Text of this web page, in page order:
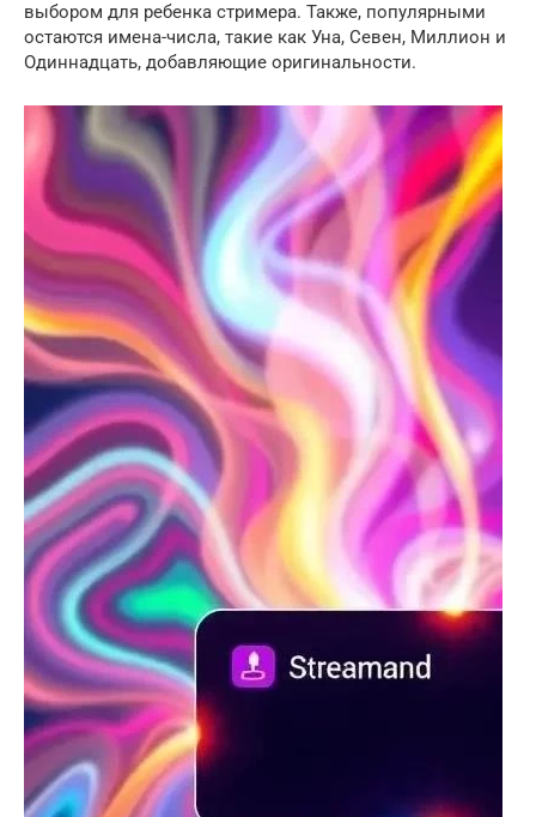
выбором для ребенка стримера. Также, популярными
остаются имена-числа, такие как Уна, Севен, Миллион и
Одиннадцать, добавляющие оригинальности.